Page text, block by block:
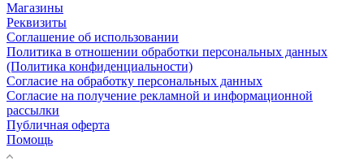
Магазины
Реквизиты
Соглашение об использовании
Политика в отношении обработки персональных данных
(Политика конфиденциальности)
Согласие на обработку персональных данных
Согласие на получение рекламной и информационной
рассылки
Публичная оферта
Помощь